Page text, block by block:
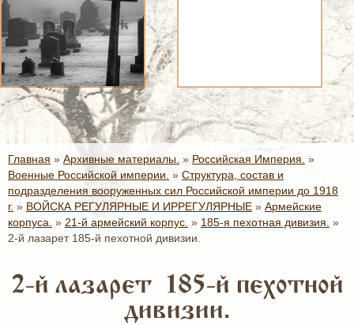
Главная » Архивные материалы. » Российская Империя. »
Военные Российской империи. » Структура, состав и
подразделения вооруженных сил Российской империи до 1918
г. » ВОЙСКА РЕГУЛЯРНЫЕ И ИРРЕГУЛЯРНЫЕ » Армейские
корпуса. » 21-й армейский корпус. » 185-я пехотная дивизия. »
2-й лазарет 185-й пехотной дивизии.
2-й лазарет 185-й пехотной
дивизии.